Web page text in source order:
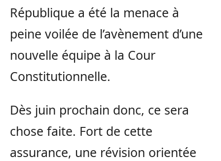
République a été la menace à
peine voilée de l’avènement d’une
nouvelle équipe à la Cour
Constitutionnelle.
Dès juin prochain donc, ce sera
chose faite. Fort de cette
assurance, une révision orientée